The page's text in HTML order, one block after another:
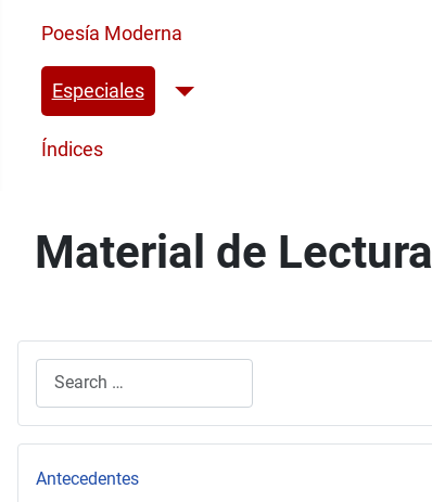
Poesía Moderna
Especiales
Índices
Material de Lectura
Search
Antecedentes